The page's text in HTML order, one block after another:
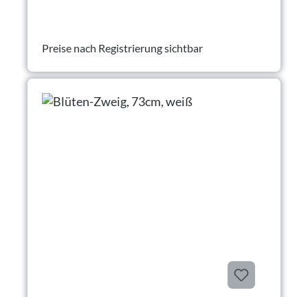
Preise nach Registrierung sichtbar